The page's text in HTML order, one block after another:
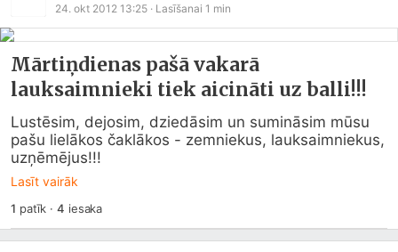
24. okt 2012 13:25 · Lasīšanai 1 min
Mārtiņdienas pašā vakarā
lauksaimnieki tiek aicināti uz balli!!!
Lustēsim, dejosim, dziedāsim un sumināsim mūsu
pašu lielākos čaklākos - zemniekus, lauksaimniekus,
uzņēmējus!!!
Lasīt vairāk
1 patīk ·4 iesaka